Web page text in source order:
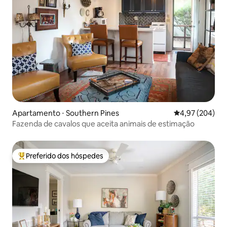
Apartamento ⋅ Southern Pines 4,97 de uma
4,97 (204)
Fazenda de cavalos que aceita animais de estimação
Entre os melhores preferidos dos hóspedes
Preferido dos hóspedes